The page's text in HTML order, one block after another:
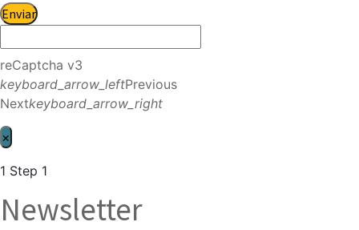
Enviar
reCaptcha v3
keyboard_arrow_leftPrevious
Nextkeyboard_arrow_right
×
1 Step 1
Newsletter